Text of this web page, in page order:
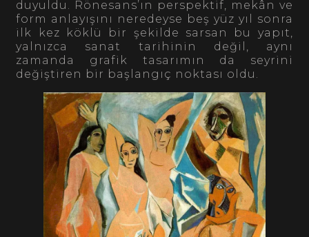
duyuldu. Rönesans’ın perspektif, mekân ve
form anlayışını neredeyse beş yüz yıl sonra
ilk kez köklü bir şekilde sarsan bu yapıt,
yalnızca sanat tarihinin değil, aynı
zamanda grafik tasarımın da seyrini
değiştiren bir başlangıç noktası oldu.